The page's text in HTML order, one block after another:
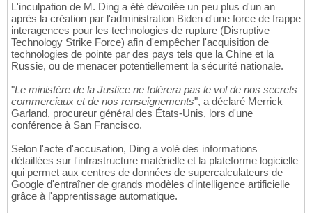
L'inculpation de M. Ding a été dévoilée un peu plus d'un an
après la création par l'administration Biden d'une force de frappe
interagences pour les technologies de rupture (Disruptive
Technology Strike Force) afin d'empêcher l'acquisition de
technologies de pointe par des pays tels que la Chine et la
Russie, ou de menacer potentiellement la sécurité nationale.
"Le ministère de la Justice ne tolérera pas le vol de nos secrets
commerciaux et de nos renseignements", a déclaré Merrick
Garland, procureur général des États-Unis, lors d'une
conférence à San Francisco.
Selon l'acte d'accusation, Ding a volé des informations
détaillées sur l'infrastructure matérielle et la plateforme logicielle
qui permet aux centres de données de supercalculateurs de
Google d'entraîner de grands modèles d'intelligence artificielle
grâce à l'apprentissage automatique.